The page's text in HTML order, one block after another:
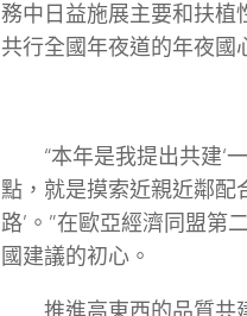
務中日益施展主要和扶植
共行全國年夜道的年夜國
“本年是我提出共建‘
點，就是摸索近親近鄰配
路’。”在歐亞經濟同盟第
國建議的初心。